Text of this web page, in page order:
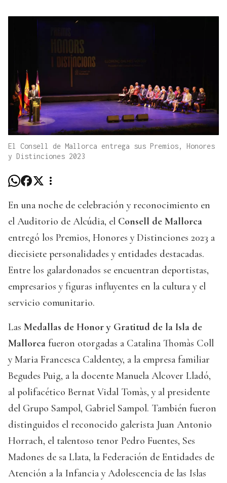
El Consell de Mallorca entrega sus Premios, Honores
y Distinciones 2023
En una noche de celebración y reconocimiento en
el Auditorio de Alcúdia, el Consell de Mallorca
entregó los Premios, Honores y Distinciones 2023 a
diecisiete personalidades y entidades destacadas.
Entre los galardonados se encuentran deportistas,
empresarios y figuras influyentes en la cultura y el
servicio comunitario.
Las Medallas de Honor y Gratitud de la Isla de
Mallorca fueron otorgadas a Catalina Thomàs Coll
y Maria Francesca Caldentey, a la empresa familiar
Begudes Puig, a la docente Manuela Alcover Lladó,
al polifacético Bernat Vidal Tomàs, y al presidente
del Grupo Sampol, Gabriel Sampol. También fueron
distinguidos el reconocido galerista Juan Antonio
Horrach, el talentoso tenor Pedro Fuentes, Ses
Madones de sa Llata, la Federación de Entidades de
Atención a la Infancia y Adolescencia de las Islas